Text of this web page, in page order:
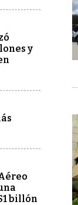
y
billón